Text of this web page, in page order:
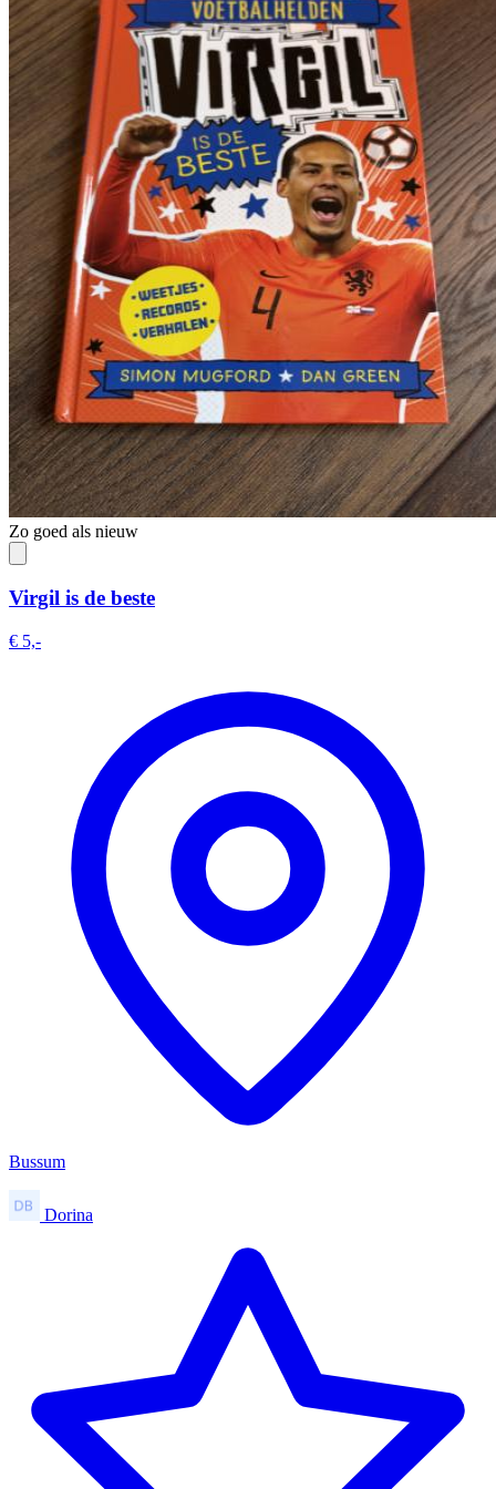
Zo goed als nieuw
Virgil is de beste
€ 5,-
Bussum
Dorina